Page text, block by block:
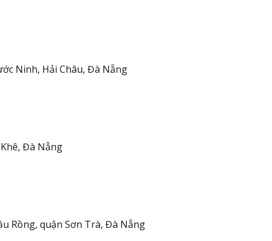
Ninh, Hải Châu, Đà Nẵng
Đà Nẵng
Rồng, quận Sơn Trà, Đà Nẵng